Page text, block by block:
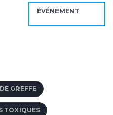
ÉVÉNEMENT
GREFFE
TOXIQUES